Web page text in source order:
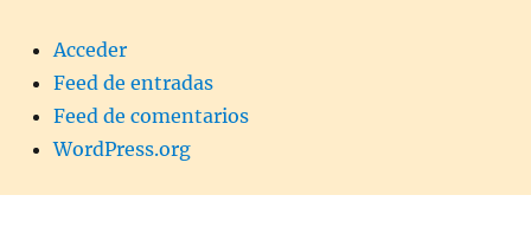
Acceder
Feed de entradas
Feed de comentarios
WordPress.org